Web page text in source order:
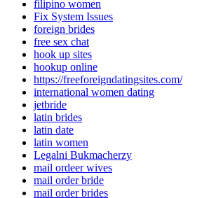
filipino women
Fix System Issues
foreign brides
free sex chat
hook up sites
hookup online
https://freeforeigndatingsites.com/
international women dating
jetbride
latin brides
latin date
latin women
Legalni Bukmacherzy
mail ordeer wives
mail order bride
mail order brides